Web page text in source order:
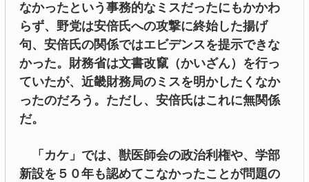
なかったという事務的なミスだったにもかかわ
らず、野党は安倍氏への攻撃に終始した揚げ
句、安倍氏の関係ではエビデンスを提示できな
かった。財務省は文書改竄（かいざん）を行っ
ていたが、近畿財務局のミスを明かしたくなか
ったのだろう。ただし、安倍氏はこれに無関係
だ。
「カケ」では、獣医師会の政治利権や、学部
新設を５０年も認めてこなかったことが問題の